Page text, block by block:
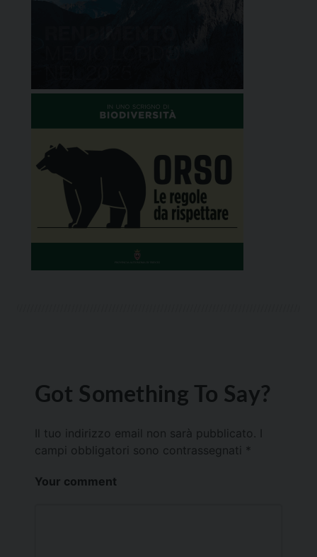
Got Something To Say?
Il tuo indirizzo email non sarà pubblicato.
campi obbligatori sono contrassegnati *
Your comment